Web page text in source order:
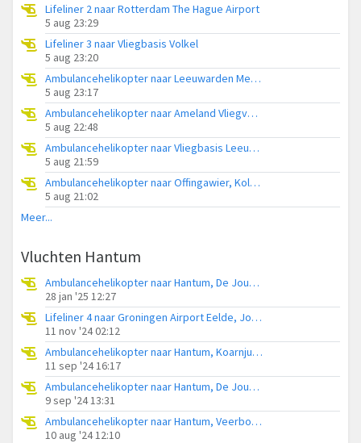
Lifeliner 2 naar Rotterdam The Hague Airport
5 aug 23:29
Lifeliner 3 naar Vliegbasis Volkel
5 aug 23:20
Ambulancehelikopter naar Leeuwarden Medical Center Heliport
5 aug 23:17
Ambulancehelikopter naar Ameland Vliegveld Ballum
5 aug 22:48
Ambulancehelikopter naar Vliegbasis Leeuwarden
5 aug 21:59
Ambulancehelikopter naar Offingawier, Kolmarslân
5 aug 21:02
Meer...
Vluchten Hantum
Ambulancehelikopter naar Hantum, De Joussen
28 jan '25 12:27
Lifeliner 4 naar Groningen Airport Eelde, Jousterwei
11 nov '24 02:12
Ambulancehelikopter naar Hantum, Koarnjumer Feart
11 sep '24 16:17
Ambulancehelikopter naar Hantum, De Joussen
9 sep '24 13:31
Ambulancehelikopter naar Hantum, Veerbootroute Ameland
10 aug '24 12:10